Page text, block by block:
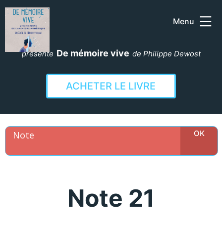
Aller
contenu
Menu
présente De mémoire vive de Philippe Dewost
ACHETER LE LIVRE
Note 21